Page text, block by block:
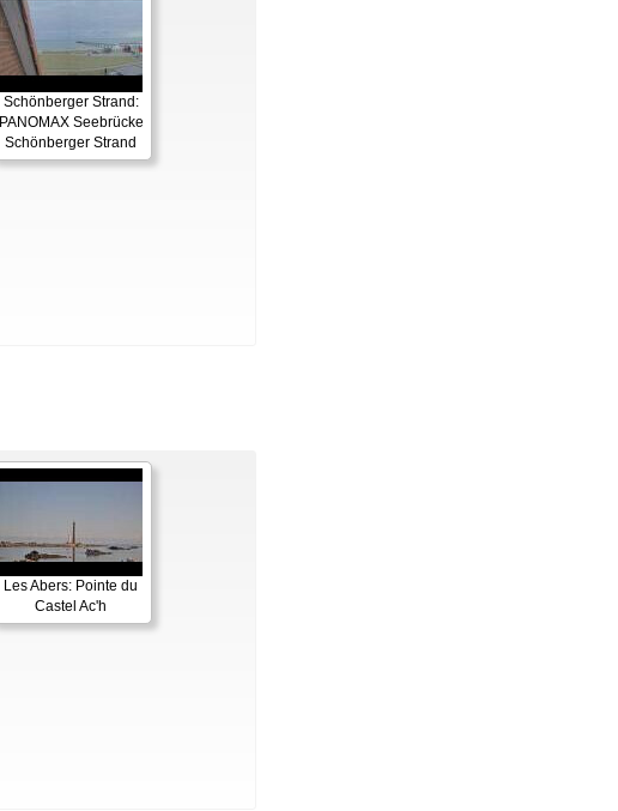
Schönberger Strand:
PANOMAX Seebrücke
Schönberger Strand
Les Abers: Pointe du
Castel Ac'h